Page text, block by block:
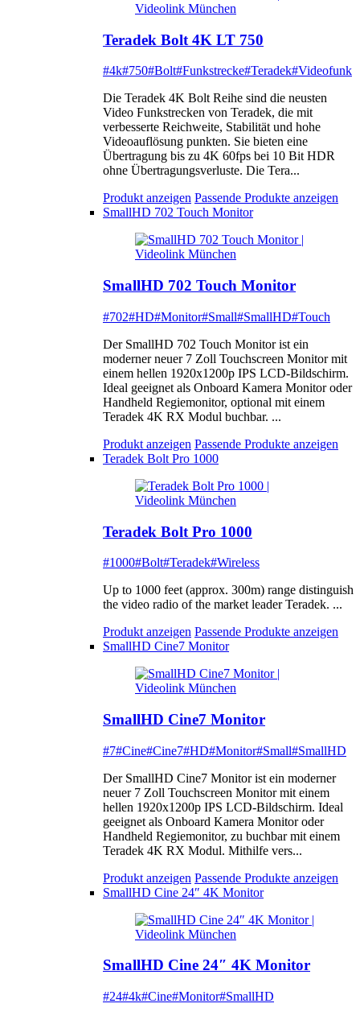
Teradek Bolt 4K LT 750
#4k#750#Bolt#Funkstrecke#Teradek#Videofunk
Die Teradek 4K Bolt Reihe sind die neusten
Video Funkstrecken von Teradek, die mit
verbesserte Reichweite, Stabilität und hohe
Videoauflösung punkten. Sie bieten eine
Übertragung bis zu 4K 60fps bei 10 Bit HDR
ohne Übertragungsverluste. Die Tera...
Produkt anzeigen Passende Produkte anzeigen
SmallHD 702 Touch Monitor
SmallHD 702 Touch Monitor
#702#HD#Monitor#Small#SmallHD#Touch
Der SmallHD 702 Touch Monitor ist ein
moderner neuer 7 Zoll Touchscreen Monitor mit
einem hellen 1920x1200p IPS LCD-Bildschirm.
Ideal geeignet als Onboard Kamera Monitor oder
Handheld Regiemonitor, optional mit einem
Teradek 4K RX Modul buchbar. ...
Produkt anzeigen Passende Produkte anzeigen
Teradek Bolt Pro 1000
Teradek Bolt Pro 1000
#1000#Bolt#Teradek#Wireless
Up to 1000 feet (approx. 300m) range distinguish
the video radio of the market leader Teradek. ...
Produkt anzeigen Passende Produkte anzeigen
SmallHD Cine7 Monitor
SmallHD Cine7 Monitor
#7#Cine#Cine7#HD#Monitor#Small#SmallHD
Der SmallHD Cine7 Monitor ist ein moderner
neuer 7 Zoll Touchscreen Monitor mit einem
hellen 1920x1200p IPS LCD-Bildschirm. Ideal
geeignet als Onboard Kamera Monitor oder
Handheld Regiemonitor, zu buchbar mit einem
Teradek 4K RX Modul. Mithilfe vers...
Produkt anzeigen Passende Produkte anzeigen
SmallHD Cine 24″ 4K Monitor
SmallHD Cine 24″ 4K Monitor
#24#4k#Cine#Monitor#SmallHD